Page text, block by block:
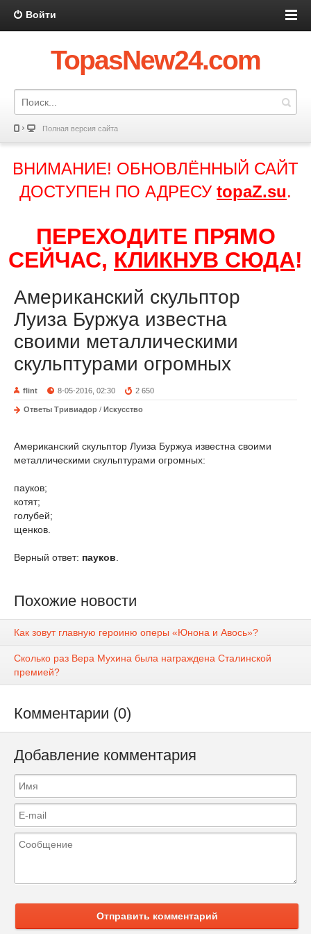
Войти
TopasNew24.com
Полная версия сайта
ВНИМАНИЕ! ОБНОВЛЁННЫЙ САЙТ
ДОСТУПЕН ПО АДРЕСУ topaZ.su.
ПЕРЕХОДИТЕ ПРЯМО
СЕЙЧАС, КЛИКНУВ СЮДА!
Американский скульптор
Луиза Буржуа известна
своими металлическими
скульптурами огромных
flint 8-05-2016, 02:30 2 650
Ответы Тривиадор / Искусство
Американский скульптор Луиза Буржуа известна своими
металлическими скульптурами огромных:
пауков;
котят;
голубей;
щенков.
Верный ответ: пауков
Похожие новости
Как зовут главную героиню оперы «Юнона и Авось»?
Сколько раз Вера Мухина была награждена Сталинской
премией?
Комментарии (0)
Добавление комментария
Отправить комментарий